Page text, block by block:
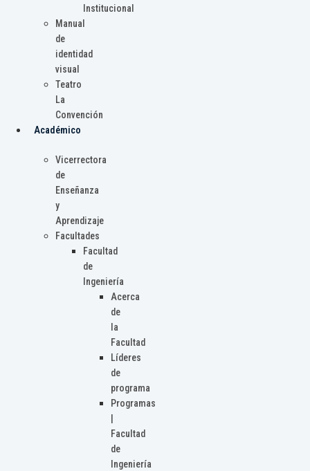
Institucional
Manual
de
identidad
visual
Teatro
La
Convención
Académico
Vicerrectora
de
Enseñanza
y
Aprendizaje
Facultades
Facultad
de
Ingeniería
Acerca
de
la
Facultad
Líderes
de
programa
Programas
Facultad
de
Ingeniería